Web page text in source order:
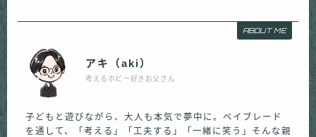
ABOUT ME
アキ（aki）
考えるホビー好きお父さん
子どもと遊びながら、大人も本気で夢中に。ベイブレード
を通して、「考える」「工夫する」「一緒に笑う」そんな親